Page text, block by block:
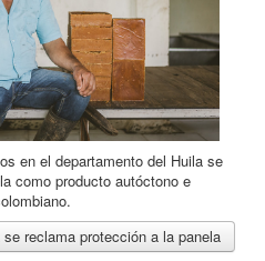
en el departamento del Huila se
como producto autóctono e
reclama protección a la panela